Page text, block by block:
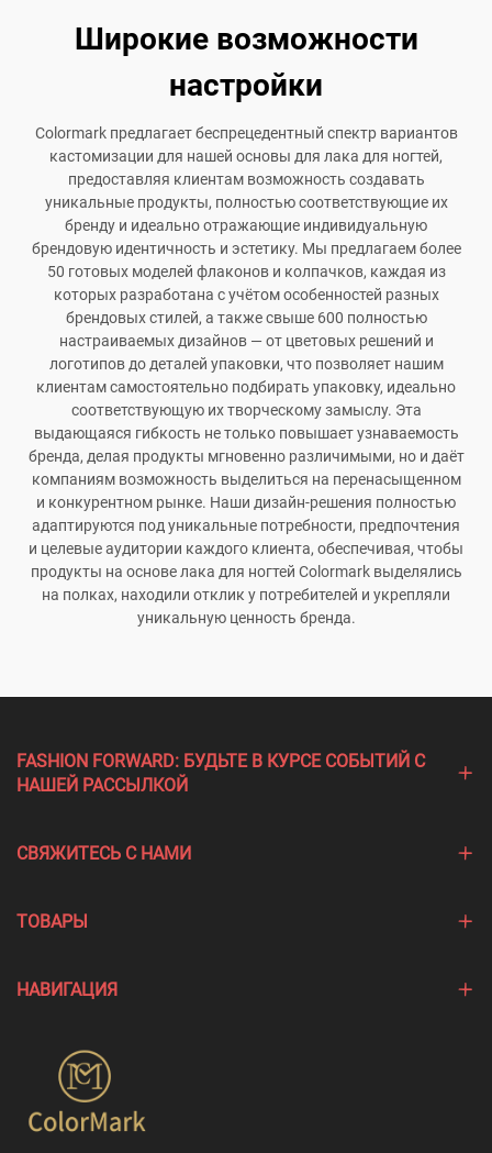
Широкие возможности
настройки
Colormark предлагает беспрецедентный спектр вариантов
кастомизации для нашей основы для лака для ногтей,
предоставляя клиентам возможность создавать
уникальные продукты, полностью соответствующие их
бренду и идеально отражающие индивидуальную
брендовую идентичность и эстетику. Мы предлагаем более
50 готовых моделей флаконов и колпачков, каждая из
которых разработана с учётом особенностей разных
брендовых стилей, а также свыше 600 полностью
настраиваемых дизайнов — от цветовых решений и
логотипов до деталей упаковки, что позволяет нашим
клиентам самостоятельно подбирать упаковку, идеально
соответствующую их творческому замыслу. Эта
выдающаяся гибкость не только повышает узнаваемость
бренда, делая продукты мгновенно различимыми, но и даёт
компаниям возможность выделиться на перенасыщенном
и конкурентном рынке. Наши дизайн-решения полностью
адаптируются под уникальные потребности, предпочтения
и целевые аудитории каждого клиента, обеспечивая, чтобы
продукты на основе лака для ногтей Colormark выделялись
на полках, находили отклик у потребителей и укрепляли
уникальную ценность бренда.
FASHION FORWARD: БУДЬТЕ В КУРСЕ СОБЫТИЙ С
НАШЕЙ РАССЫЛКОЙ
СВЯЖИТЕСЬ С НАМИ
ТОВАРЫ
НАВИГАЦИЯ